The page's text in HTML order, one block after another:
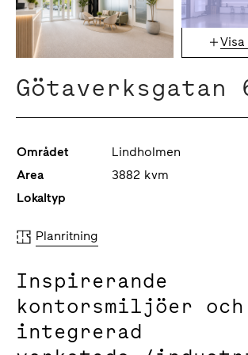
Götaverksgatan
Området
Lindholmen
Area
3882 kvm
Lokaltyp
Planritning
Inspirerande
kontorsmiljöer och
integrerad